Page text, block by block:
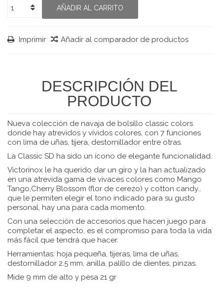
AÑADIR AL CARRITO
Imprimir Añadir al comparador de productos
DESCRIPCIÓN DEL
PRODUCTO
Nueva colección de navaja de bolsillo classic colors
donde hay atrevidos y vívidos colores, con 7 funciones
con lima de uñas, tijera, destornillador entre otras.
La Classic SD ha sido un ícono de elegante funcionalidad.
Victorinox le ha querido dar un giro y la han actualizado
en una atrevida gama de vivaces colores como Mango
Tango,Cherry Blossom (flor de cerezo) y cotton candy…
que le permiten elegir el tono indicado para su gusto
personal, hay una para cada momento.
Con una selección de accesorios que hacen juego para
completar el aspecto, es el compromiso para toda la vida
más fácil que tendrá que hacer.
Herramientas: hoja pequeña, tijeras, lima de uñas,
destornillador 2.5 mm, anilla, palillo de dientes, pinzas.
Mide 9 mm de alto y pesa 21 gr